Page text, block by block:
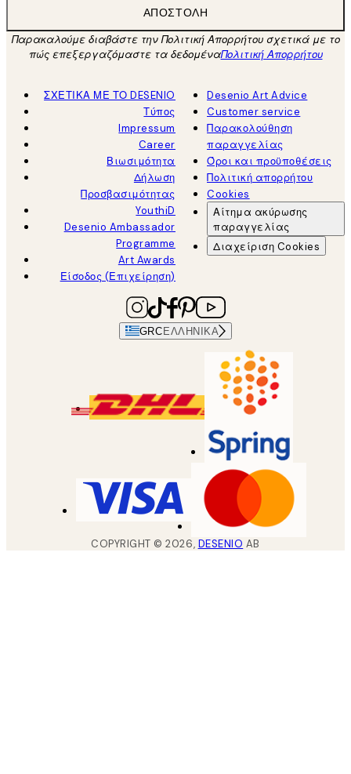
ΑΠΟΣΤΟΛΉ
Παρακαλούμε διαβάστε την Πολιτική Απορρήτου σχετικά με το
πώς επεξεργαζόμαστε τα δεδομέναΠολιτική Απορρήτου
ΣΧΕΤΙΚΑ ΜΕ ΤΟ DESENIO
Τύπος
Impressum
Career
Βιωσιμότητα
Δήλωση
Προσβασιμότητας
YouthiD
Desenio Ambassador
Programme
Art Awards
Είσοδος (Επιχείρηση)
Desenio Art Advice
Customer service
Παρακολούθηση
παραγγελίας
Όροι και προϋποθέσεις
Πολιτική απορρήτου
Cookies
Αίτημα ακύρωσης
παραγγελίας
Διαχείριση Cookies
GRCΕΛΛΗΝΙΚΆ
COPYRIGHT ©2026, DESENIO AB